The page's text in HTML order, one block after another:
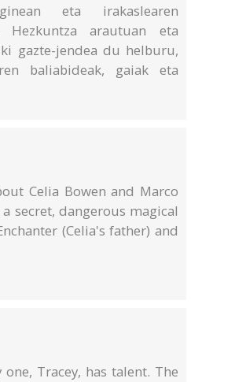
eta irakaslearen
Hezkuntza arautuan eta
gazte-jendea du helburu,
baliabideak, gaiak eta
Celia Bowen and Marco
secret, dangerous magical
(Celia's father) and
Tracey, has talent. The